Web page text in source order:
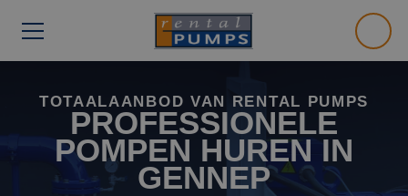
TOTAALAANBOD VAN RENTAL PUMPS
PROFESSIONELE
POMPEN HUREN IN
GENNEP